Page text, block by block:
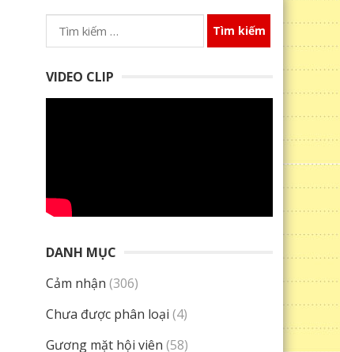
Tìm
kiếm
VIDEO CLIP
DANH MỤC
Cảm nhận (306)
Chưa được phân loại (4)
Gương mặt hội viên (58)